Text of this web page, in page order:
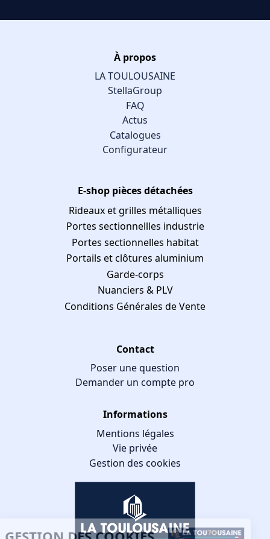
À propos
LA TOULOUSAINE
StellaGroup
FAQ
Actus
Catalogues
Configurateur
E-shop pièces détachées
Rideaux et grilles métalliques
Portes sectionnellles industrie
Portes sectionnelles habitat
Portails et clôtures aluminium
Garde-corps
Nuanciers & PLV
Conditions Générales de Vente
Contact
Poser une question
Demander un compte pro
Informations
Mentions légales
Vie privée
Gestion des cookies